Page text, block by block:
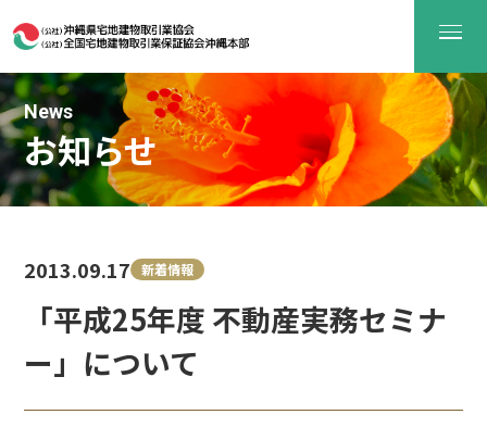
News
お知らせ
「平成25年度 不動産実務セミナ
ー」について
2013.09.17 新着情報